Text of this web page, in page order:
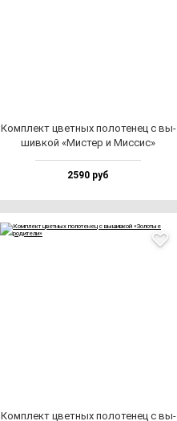
Ком­плект цвет­ных по­ло­те­нец с вы­
шив­кой «Мис­тер и Мис­сис»
2590 руб
Ком­плект цвет­ных по­ло­те­нец с вы­